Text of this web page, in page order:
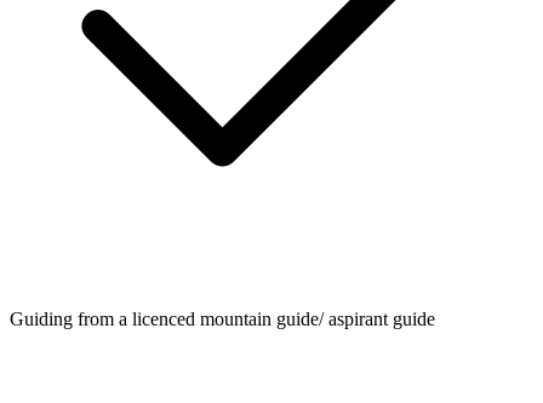
Guiding from a licenced mountain guide/ aspirant guide